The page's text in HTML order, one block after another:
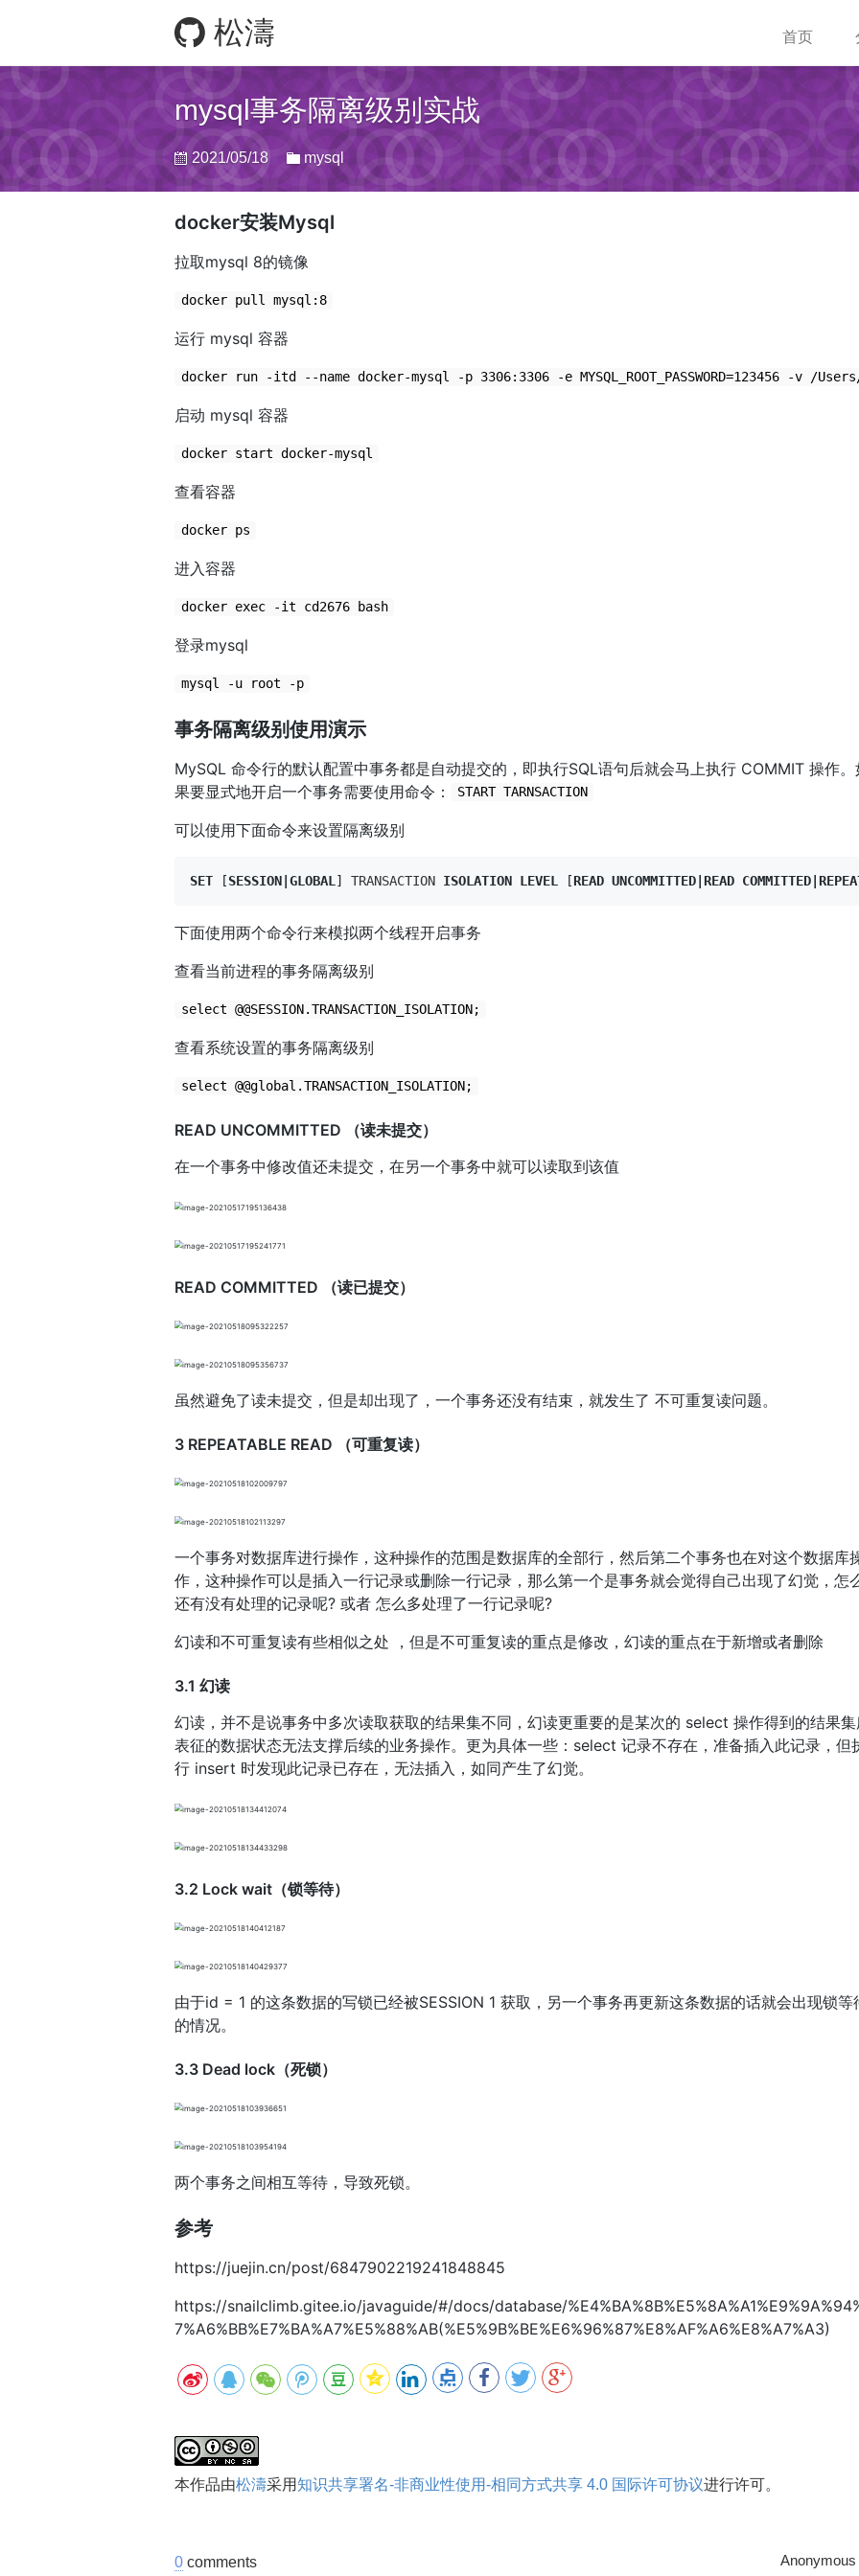
松濤 首页
mysql事务隔离级别实战
2021/05/18 mysql
docker安装Mysql
拉取mysql 8的镜像
docker pull mysql:8
运行 mysql 容器
docker run -itd --name docker-mysql -p 3306:3306 -e MYSQL_ROOT_PASSWORD=123456 -v /
启动 mysql 容器
docker start docker-mysql
查看容器
docker ps
进入容器
docker exec -it cd2676 bash
登录mysql
mysql -u root -p
事务隔离级别使用演示
MySQL 命令行的默认配置中事务都是自动提交的，即执行SQL语句后就会马上执行 COMMIT 操作。
果要显式地开启一个事务需要使用命令：
START TARNSACTION
可以使用下面命令来设置隔离级别
SET [SESSION|GLOBAL ] TRANSACTION ISOLATION LEVEL [READ UNCOMMITTED| READ COMMITTED|
下面使用两个命令行来模拟两个线程开启事务
查看当前进程的事务隔离级别
select @@SESSION.TRANSACTION_ISOLATION;
查看系统设置的事务隔离级别
select @@global.TRANSACTION_ISOLATION;
READ UNCOMMITTED （读未提交）
在一个事务中修改值还未提交，在另一个事务中就可以读取到该值
READ COMMITTED （读已提交）
虽然避免了读未提交，但是却出现了，一个事务还没有结束，就发生了 不可重复读问题。
3 REPEATABLE READ （可重复读）
一个事务对数据库进行操作，这种操作的范围是数据库的全部行，然后第二个事务也在对这个数据库
作，这种操作可以是插入一行记录或删除一行记录，那么第一个是事务就会觉得自己出现了幻觉，怎
还有没有处理的记录呢? 或者 怎么多处理了一行记录呢?
幻读和不可重复读有些相似之处 ，但是不可重复读的重点是修改，幻读的重点在于新增或者删除
3.1 幻读
幻读，并不是说事务中多次读取获取的结果集不同，幻读更重要的是某次的 select 操作得到的结果
表征的数据状态无法支撑后续的业务操作。更为具体一些：select 记录不存在，准备插入此记录，但
行 insert 时发现此记录已存在，无法插入，如同产生了幻觉。
3.2 Lock wait（锁等待）
由于id = 1 的这条数据的写锁已经被SESSION 1 获取，另一个事务再更新这条数据的话就会出现锁等
的情况。
3.3 Dead lock（死锁）
两个事务之间相互等待，导致死锁。
参考
https://juejin.cn/post/6847902219241848845
https://snailclimb.gitee.io/javaguide/#/docs/database/
7%A6%BB%E7%BA%A7%E5%88%AB(%E5%9B%BE%E6%96%87%E8%AF%A6%E8%A7%A3)
本作品由松濤采用知识共享署名-非商业性使用-相同方式共享 4.0 国际许可协议进行许可。
0 comments Anonymous